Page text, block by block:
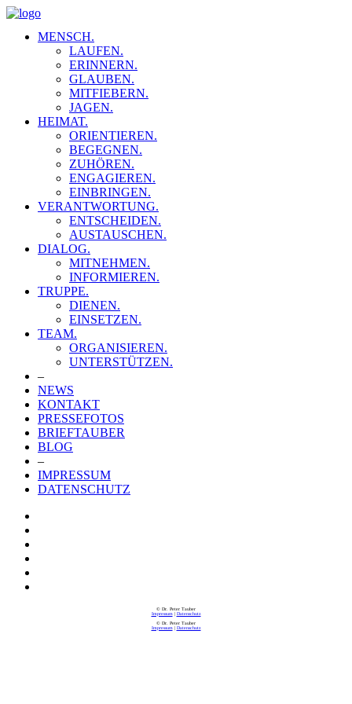
MENSCH.
LAUFEN.
ERINNERN.
GLAUBEN.
MITFIEBERN.
JAGEN.
HEIMAT.
ORIENTIEREN.
BEGEGNEN.
ZUHÖREN.
ENGAGIEREN.
EINBRINGEN.
VERANTWORTUNG.
ENTSCHEIDEN.
AUSTAUSCHEN.
DIALOG.
MITNEHMEN.
INFORMIEREN.
TRUPPE.
DIENEN.
EINSETZEN.
TEAM.
ORGANISIEREN.
UNTERSTÜTZEN.
–
NEWS
KONTAKT
PRESSEFOTOS
BRIEFTAUBER
BLOG
–
IMPRESSUM
DATENSCHUTZ
© Dr. Peter Tauber
Impressum| Datenschutz
© Dr. Peter Tauber
Impressum| Datenschutz